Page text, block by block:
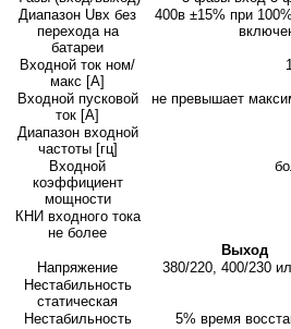
Диапазон Uвх без
перехода на
батареи
400в ±15% при
Входной ток ном/
макс [A]
Входной пусковой
ток [A]
не превышает
Диапазон входной
частоты [гц]
Входной
коэффициент
мощности
КНИ входного тока
не более
Выход
Напряжение
380/220, 400/230
Нестабильность
статическая
Нестабильность
5% время